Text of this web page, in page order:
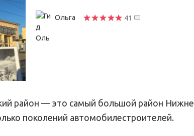
Ольга 41
район — это самый большой район
поколений автомобилестроителей.